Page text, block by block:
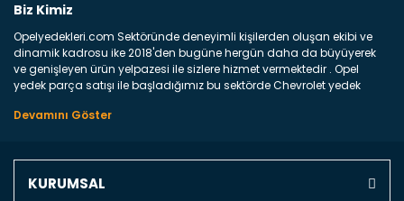
Biz Kimiz
Opelyedekleri.com Sektöründe deneyimli kişilerden oluşan ekibi ve
dinamik kadrosu ike 2018'den bugüne hergün daha da büyüyerek
ve genişleyen ürün yelpazesi ile sizlere hizmet vermektedir . Opel
yedek parça satışı ile başladığımız bu sektörde Chevrolet yedek
marka araçların ve FCA Grubun Fiat ve Alfa Romeo yedek parça
Türkiyenin 4 bir yanına ve uluslarası dünyanın dört bir yanına
KURUMSAL